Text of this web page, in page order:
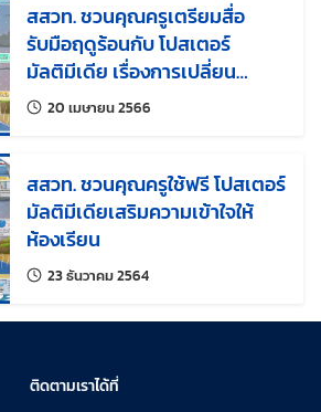
สสวท. ชวนคุณครูเตรียมสื่อ
รับมือฤดูร้อนกับ โปสเตอร์
มัลติมีเดีย เรื่องการเปลี่ยน
สถานะของสสาร
20 เมษายน 2566แก้ไขล่าสุดเมื่อ:
สสวท. ชวนคุณครูใช้ฟรี โปสเตอร์
มัลติมีเดียเสริมความเข้าใจให้
ห้องเรียน
23 ธันวาคม 2564แก้ไขล่าสุดเมื่อ:
ติดตามเราได้ที่